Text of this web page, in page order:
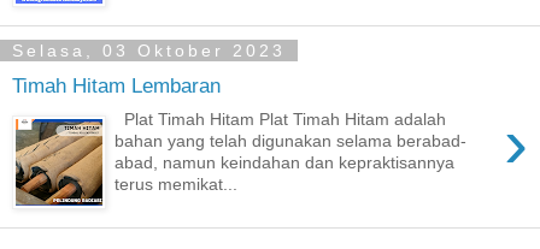
Selasa, 03 Oktober 2023
Timah Hitam Lembaran
›
Plat Timah Hitam Plat Timah Hitam adalah
bahan yang telah digunakan selama berabad-
abad, namun keindahan dan kepraktisannya
terus memikat...